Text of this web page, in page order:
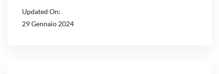
Updated On:
29 Gennaio 2024